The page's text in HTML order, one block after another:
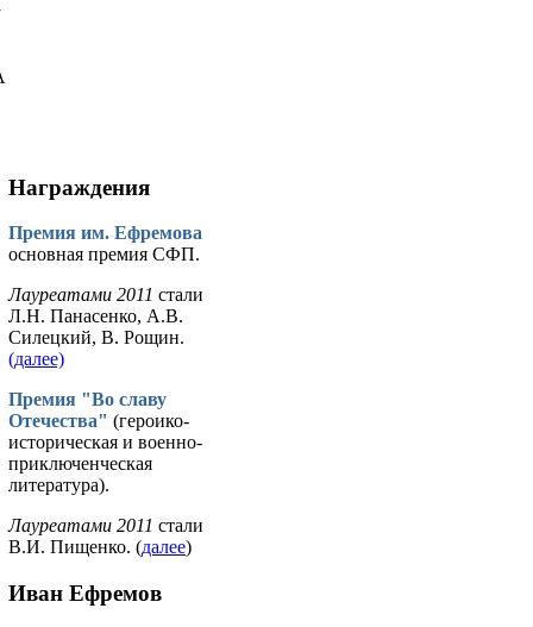
Награждения
Премия им. Ефремова
основная премия СФП.
Лауреатами 2011 стали
Л.Н. Панасенко, А.В.
Силецкий, В. Рощин.
(далее)
Премия "Во славу
Отечества" (героико-
историческая и военно-
приключенческая
литература).
Лауреатами 2011 стали
В.И. Пищенко. (далее)
Иван Ефремов